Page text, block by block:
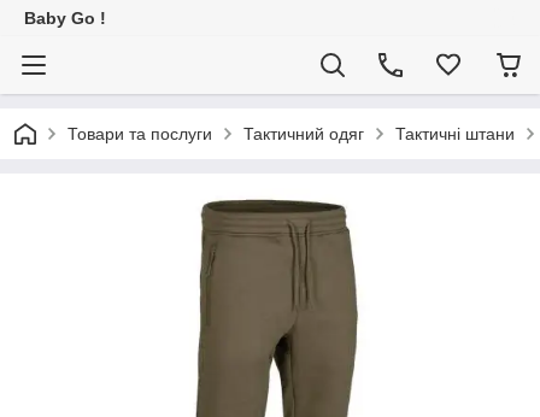
Baby Go !
Товари та послуги Тактичний одяг Тактичні штани